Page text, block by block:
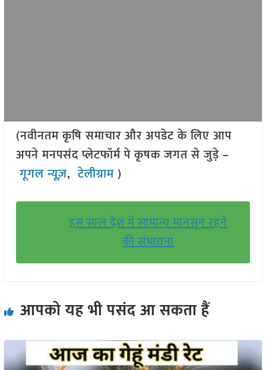
(नवीनतम कृषि समाचार और अपडेट के लिए आप
अपने मनपसंद प्लेटफॉर्म पे कृषक जगत से जुड़े –
गूगल न्यूज़,टेलीग्राम )
इस साल देश में सामान्य मानसून रहने
की संभावना
आपको यह भी पसंद आ सकता हैं